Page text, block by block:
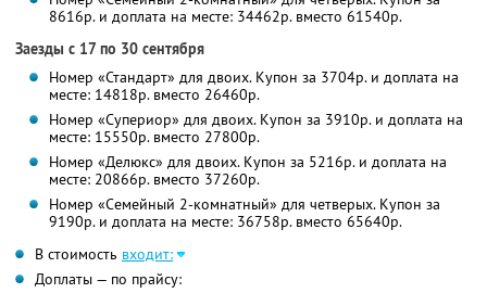
8616р. и доплата на месте: 34462р. вместо 61540р.
Заезды с 17 по 30 сентября
Номер «Стандарт» для двоих. Купон за 3704р. и доплата на
месте: 14818р. вместо 26460р.
Номер «Супериор» для двоих. Купон за 3910р. и доплата на
месте: 15550р. вместо 27800р.
Номер «Делюкс» для двоих. Купон за 5216р. и доплата на
месте: 20866р. вместо 37260р.
Номер «Семейный 2-комнатный» для четверых. Купон за
9190р. и доплата на месте: 36758р. вместо 65640р.
В стоимость входит:
Доплаты — по прайсу: